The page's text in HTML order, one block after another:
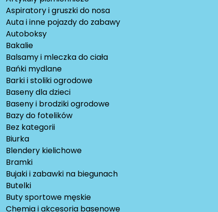
Aspiratory i gruszki do nosa
Auta i inne pojazdy do zabawy
Autoboksy
Bakalie
Balsamy i mleczka do ciała
Bańki mydlane
Barki i stoliki ogrodowe
Baseny dla dzieci
Baseny i brodziki ogrodowe
Bazy do fotelików
Bez kategorii
Biurka
Blendery kielichowe
Bramki
Bujaki i zabawki na biegunach
Butelki
Buty sportowe męskie
Chemia i akcesoria basenowe